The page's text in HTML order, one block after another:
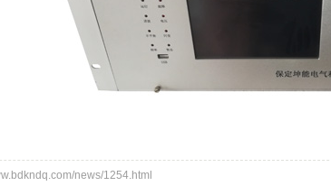
news/1254.html